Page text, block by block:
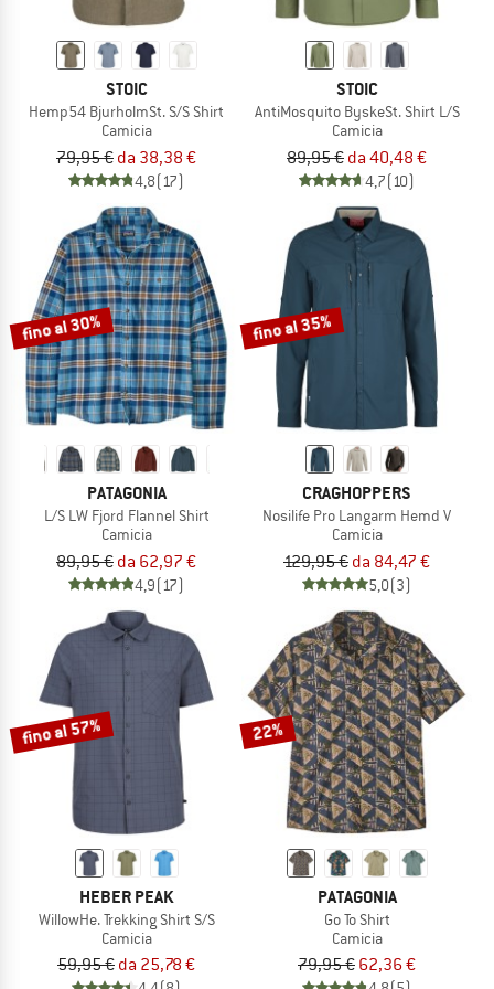
STOIC
Hemp54 BjurholmSt. S/S Shirt
Camicia
79,95 € da 38,38 €
4,8(17)
STOIC
AntiMosquito ByskeSt. Shirt L/S
Camicia
89,95 € da 40,48 €
4,7(10)
fino al 30%
PATAGONIA
L/S LW Fjord Flannel Shirt
Camicia
89,95 € da 62,97 €
4,9(17)
fino al 35%
CRAGHOPPERS
Nosilife Pro Langarm Hemd V
Camicia
129,95 € da 84,47 €
5,0(3)
fino al 57%
HEBER PEAK
WillowHe. Trekking Shirt S/S
Camicia
59,95 € da 25,78 €
22%
PATAGONIA
Go To Shirt
Camicia
79,95 € 62,36 €